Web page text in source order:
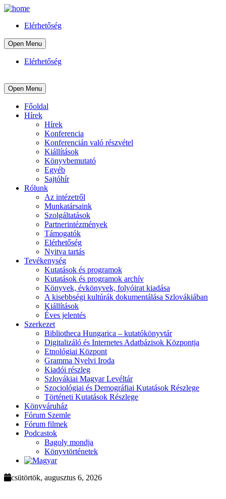
Elérhetőség
Open Menu
Elérhetőség
Open Menu
Főoldal
Hírek
Hírek
Konferencia
Konferencián való részvétel
Kiállítások
Könyvbemutató
Egyéb
Sajtóhír
Rólunk
Az intézetről
Munkatársaink
Szolgáltatások
Partnerintézmények
Támogatók
Elérhetőség
Nyitva tartás
Tevékenység
Kutatások és programok
Kutatások és programok archív
Könyvek, évkönyvek, folyóirat kiadása
A kisebbségi kultúrák dokumentálása Szlovákiában
Kiállítások
Éves jelentés
Szerkezet
Bibliotheca Hungarica – kutatókönyvtár
Digitalizáló és Internetes Adatbázisok Központja
Etnológiai Központ
Gramma Nyelvi Iroda
Kiadói részleg
Szlovákiai Magyar Levéltár
Szociológiai és Demográfiai Kutatások Részlege
Történeti Kutatások Részlege
Könyváruház
Fórum Szemle
Fórum filmek
Podcastok
Bagoly mondja
Könyvtörténetek
csütörtök, augusztus 6, 2026